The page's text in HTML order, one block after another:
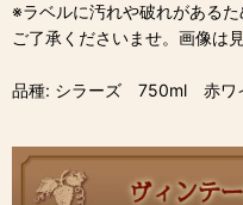
※ラベルに汚れや破れがあるた
ご了承くださいませ。画像は見
品種: シラーズ 750ml 赤ワ